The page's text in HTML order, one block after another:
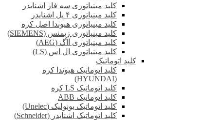
کلید مینیاتوری سه فاز اشنایدر
کلید مینیاتوری ۴ پل اشنایدر
کلید مینیاتوری هیوندا اصل کره
کلید مینیاتوری زیمنس (SIEMENS)
کلید مینیاتوری آاگ (AEG)
کلید مینیاتوری ال اس (LS)
کلید اتوماتیک
کلید اتوماتیک هیوندا کره
(HYUNDAI)
کلید اتوماتیک LS کره
کلید اتوماتیک ABB
کلید اتوماتیک یونولیک (Unelec)
کلید اتوماتیک اشنایدر (Schneider)